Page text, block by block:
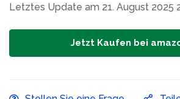
Letztes Update am 21. August 2025
Jetzt Kaufen bei